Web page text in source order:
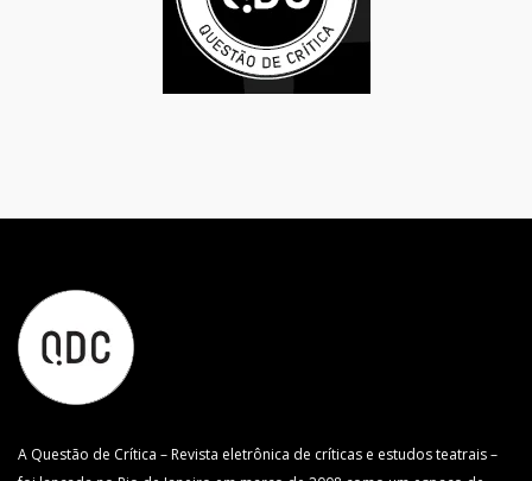
A Questão de Crítica – Revista eletrônica de críticas e estudos teatrais –